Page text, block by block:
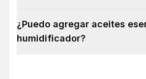
¿Puedo agregar aceites
humidificador?